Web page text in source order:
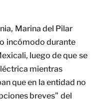
Marina del Pilar
incómodo durante
luego de que se
mientras
que en la entidad no
breves” del